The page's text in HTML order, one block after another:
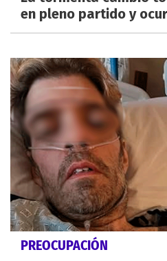
en pleno partido y
PREOCUPACIÓN